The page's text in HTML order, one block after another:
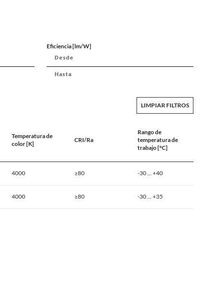
Eficiencia [lm/W]
LIMPIAR FILTROS
Temperatura de
color [K]
CRI/Ra
Rango de
temperatura de
trabajo [°C]
4000 ≥80 -30 ... +40
4000 ≥80 -30 ... +35